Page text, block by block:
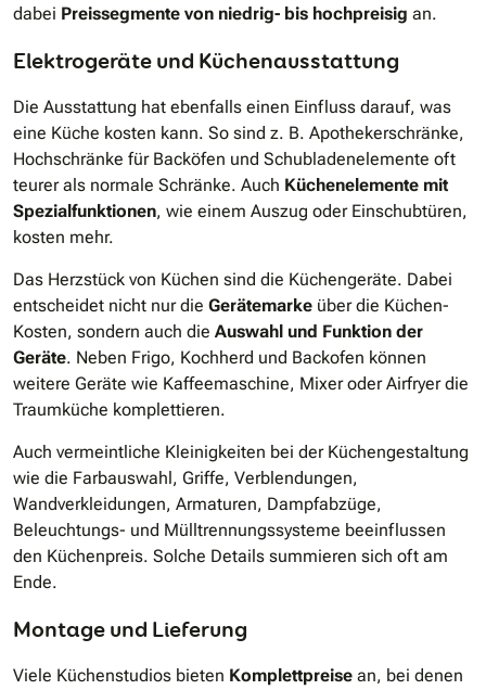
dabei Preissegmente von niedrig- bis hochpreisig an.
Elektrogeräte und Küchenausstattung
Die Ausstattung hat ebenfalls einen Einfluss darauf, was
eine Küche kosten kann. So sind z. B. Apothekerschränke,
Hochschränke für Backöfen und Schubladenelemente oft
teurer als normale Schränke. Auch Küchenelemente mit
Spezialfunktionen, wie einem Auszug oder Einschubtüren,
kosten mehr.
Das Herzstück von Küchen sind die Küchengeräte. Dabei
entscheidet nicht nur die Gerätemarke über die Küchen-
Kosten, sondern auch die Auswahl und Funktion der
Geräte. Neben Frigo, Kochherd und Backofen können
weitere Geräte wie Kaffeemaschine, Mixer oder Airfryer die
Traumküche komplettieren.
Auch vermeintliche Kleinigkeiten bei der Küchengestaltung
wie die Farbauswahl, Griffe, Verblendungen,
Wandverkleidungen, Armaturen, Dampfabzüge,
Beleuchtungs- und Mülltrennungssysteme beeinflussen
den Küchenpreis. Solche Details summieren sich oft am
Ende.
Montage und Lieferung
Viele Küchenstudios bieten Komplettpreise an, bei denen